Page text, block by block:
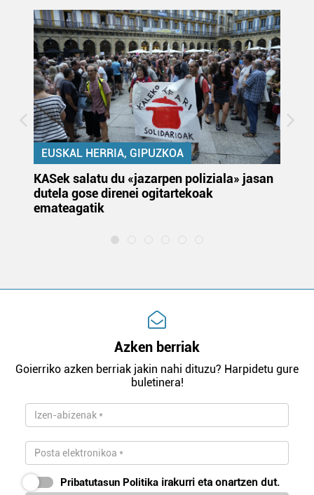
EUSKAL HERRIA, GIPUZKOA
KASek salatu du «jazarpen poliziala» jasan
dutela gose direnei ogitartekoak
emateagatik
Azken berriak
Goierriko azken berriak jakin nahi dituzu? Harpidetu gure
buletinera!
Pribatutasun Politika irakurri eta onartzen dut.